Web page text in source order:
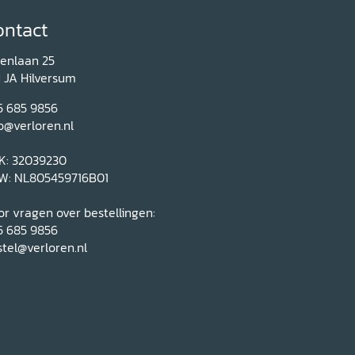
25
JA Hilversum
685 9856
32039230
NL805459716B01
vragen over bestellingen:
685 9856